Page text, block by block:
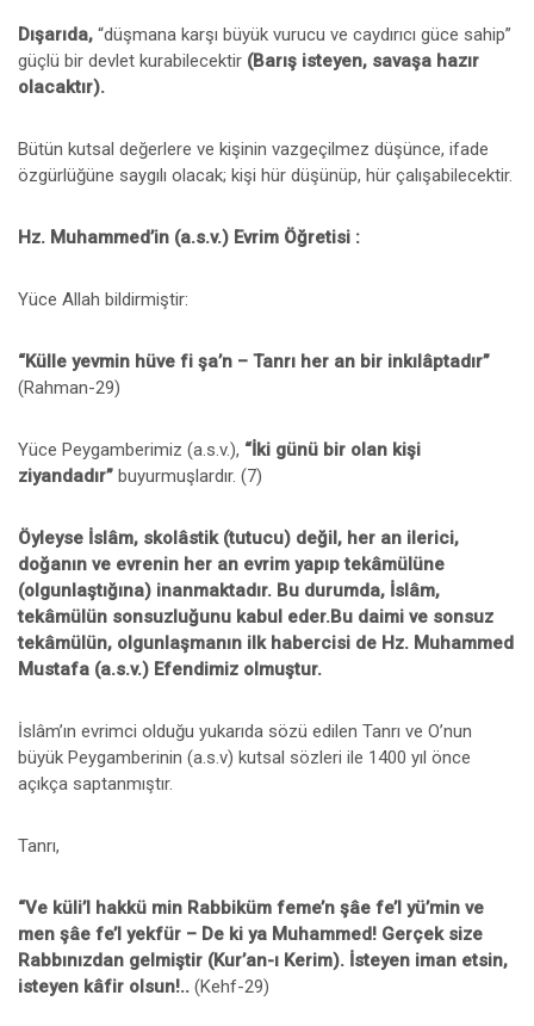
Dışarıda, “düşmana karşı büyük vurucu ve caydırıcı güce sahip”
güçlü bir devlet kurabilecektir (Barış isteyen, savaşa hazır
olacaktır).
Bütün kutsal değerlere ve kişinin vazgeçilmez düşünce, ifade
özgürlüğüne saygılı olacak; kişi hür düşünüp, hür çalışabilecektir.
Hz. Muhammed’in (a.s.v.) Evrim Öğretisi :
Yüce Allah bildirmiştir:
“Külle yevmin hüve fi şa’n – Tanrı her an bir inkılâptadır”
(Rahman-29)
Yüce Peygamberimiz (a.s.v.), “İki günü bir olan kişi
ziyandadır” buyurmuşlardır. (7)
Öyleyse İslâm, skolâstik (tutucu) değil, her an ilerici,
doğanın ve evrenin her an evrim yapıp tekâmülüne
(olgunlaştığına) inanmaktadır. Bu durumda, İslâm,
tekâmülün sonsuzluğunu kabul eder.Bu daimi ve sonsuz
tekâmülün, olgunlaşmanın ilk habercisi de Hz. Muhammed
Mustafa (a.s.v.) Efendimiz olmuştur.
İslâm’ın evrimci olduğu yukarıda sözü edilen Tanrı ve O’nun
büyük Peygamberinin (a.s.v) kutsal sözleri ile 1400 yıl önce
açıkça saptanmıştır.
Tanrı,
“Ve küli’l hakkü min Rabbiküm feme’n şâe fe’l yü’min ve
men şâe fe’l yekfür – De ki ya Muhammed! Gerçek size
Rabbınızdan gelmiştir (Kur’an-ı Kerim). İsteyen iman etsin,
isteyen kâfir olsun!.. (Kehf-29)